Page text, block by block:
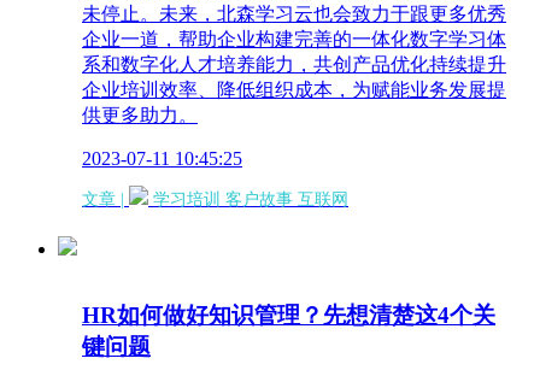
未停止。未来，北森学习云也会致力于跟更多优秀
企业一道，帮助企业构建完善的一体化数字学习体
系和数字化人才培养能力，共创产品优化持续提升
企业培训效率、降低组织成本，为赋能业务发展提
供更多助力。
2023-07-11 10:45:25
文章 | 学习培训 客户故事 互联网
HR如何做好知识管理？先想清楚这4个关
键问题